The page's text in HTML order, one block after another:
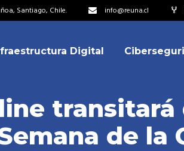
Santiago, Chile. info@reuna.cl
Digital
transitará
de la